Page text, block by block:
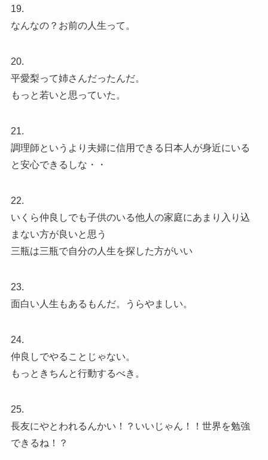
19.
なんなの？お前の人生って。
20.
平愛梨って姉さんだったんだ。
もっと若いと思っていた。
21.
調理師というより夫婦に信用できる日本人が身近にいる
と安心できるしな・・
22.
いくら仲良しでも子供のいる他人の家庭にあまり入り込
まない方が良いと思う
三瓶は三瓶で自分の人生を探した方がいい
23.
面白い人生もあるもんだ。うらやましい。
24.
仲良しでやることじゃない。
もっときちんと行動するべき。
25.
長友にやとわれるんかい！？いいじゃん！！世界を勉強
できるね！？